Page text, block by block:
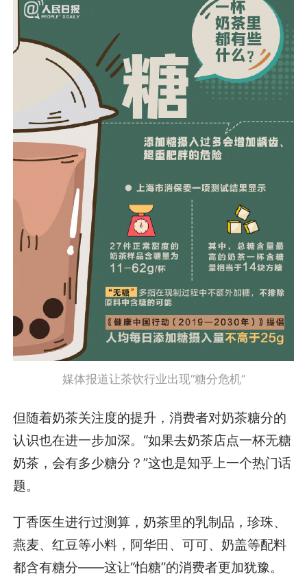
媒体报道让茶饮行业出现“糖分危机”
但随着奶茶关注度的提升，消费者对奶茶糖分的
认识也在进一步加深。“如果去奶茶店点一杯无糖
奶茶，会有多少糖分？”这也是知乎上一个热门话
题。
丁香医生进行过测算，奶茶里的乳制品，珍珠、
燕麦、红豆等小料，阿华田、可可、奶盖等配料
都含有糖分——这让“怕糖”的消费者更加犹豫。